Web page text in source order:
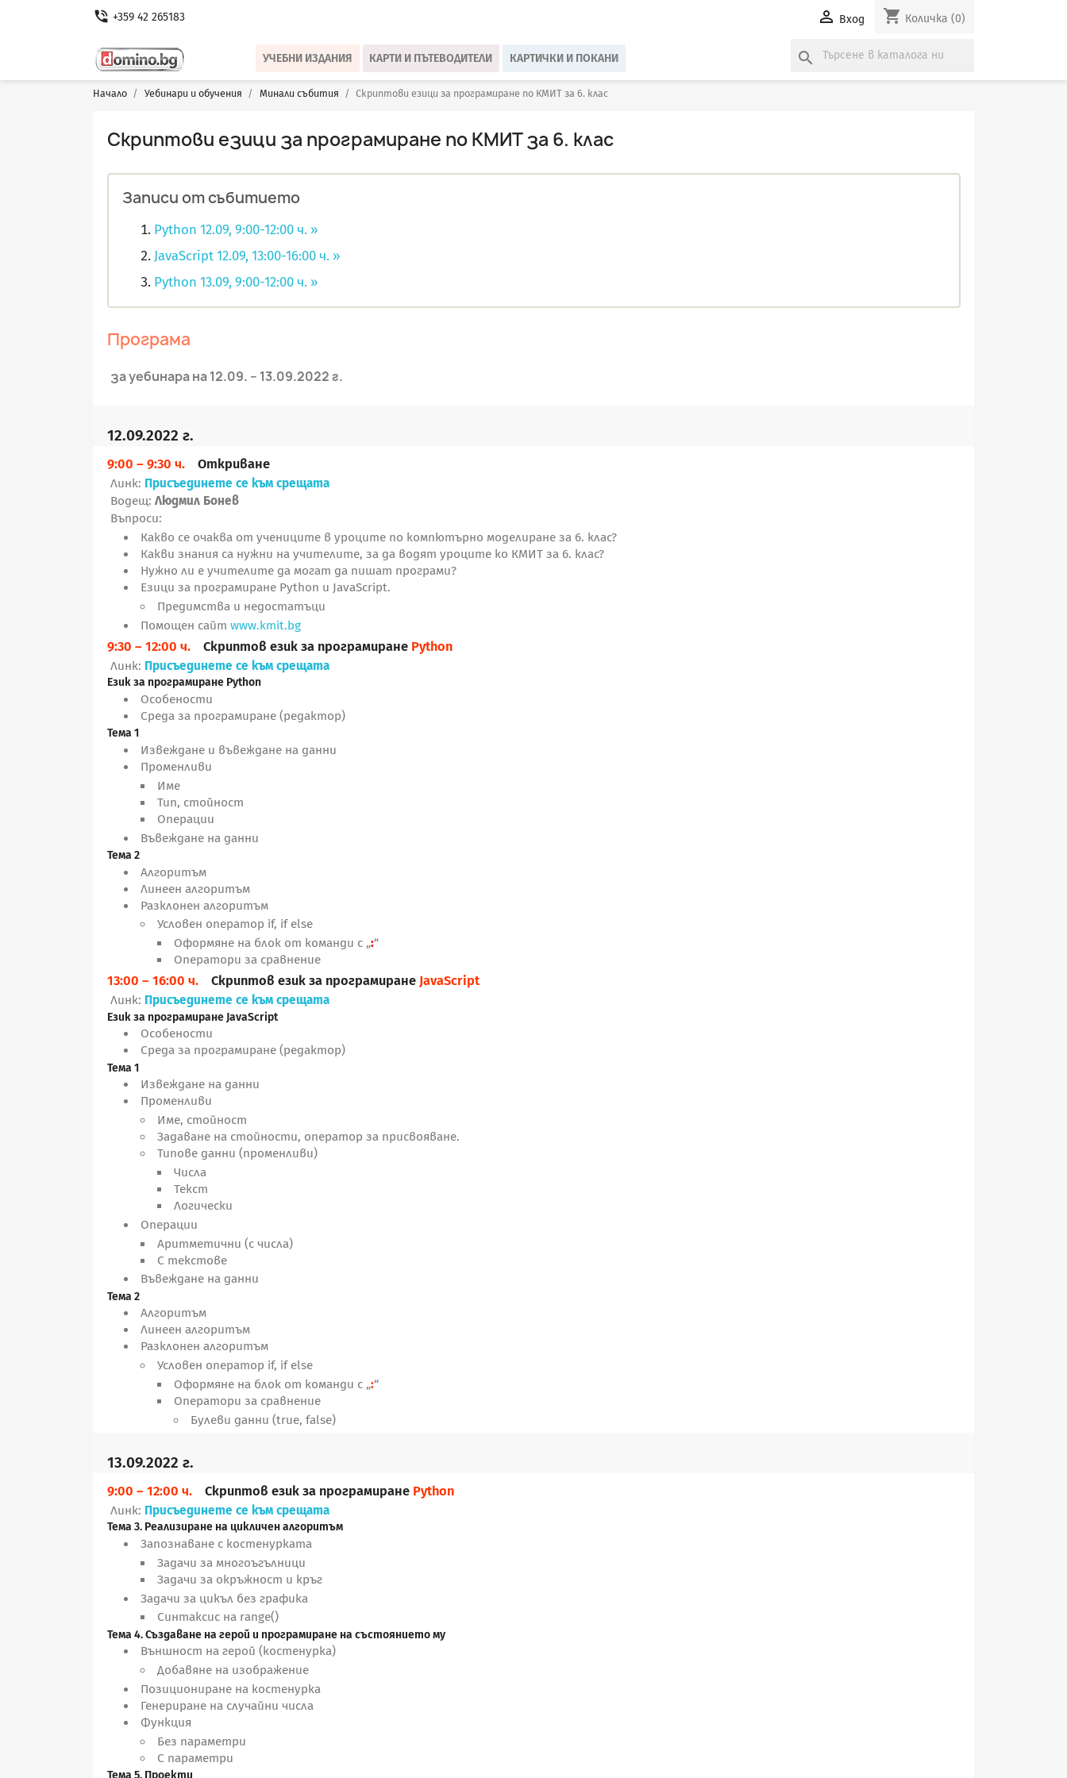
phone_in_talk +359 42 265183  Вход shopping_cart Количка (0)
УЧЕБНИ ИЗДАНИЯ КАРТИ И ПЪТЕВОДИТЕЛИ КАРТИЧКИ И ПОКАНИ search
Начало Уебинари и обучения Минали събития Скриптови езици за програмиране по КМИТ за 6. клас
Скриптови езици за програмиране по КМИТ за 6. клас
Записи от събитието
Python 12.09, 9:00-12:00 ч. »
JavaScript 12.09, 13:00-16:00 ч. »
Python 13.09, 9:00-12:00 ч. »
Програма
за уебинара на 12.09. – 13.09.2022 г.
12.09.2022 г.
9:00 – 9:30 ч.Откриване
Линк: Присъединете се към срещата
Водещ:Людмил Бонев
Въпроси:
Какво се очаква от учениците в уроците по компютърно моделиране за 6. клас?
Какви знания са нужни на учителите, за да водят уроците ко КМИТ за 6. клас?
Нужно ли е учителите да могат да пишат програми?
Езици за програмиране Python и JavaScript.
Предимства и недостатъци
Помощен сайт www.kmit.bg
9:30 – 12:00 ч.Скриптов език за програмиране Python
Линк: Присъединете се към срещата
Език за програмиране Python
Особености
Среда за програмиране (редактор)
Тема 1
Извеждане и въвеждане на данни
Променливи
Име
Тип, стойност
Операции
Въвеждане на данни
Тема 2
Алгоритъм
Линеен алгоритъм
Разклонен алгоритъм
Условен оператор if, if else
Оформяне на блок от команди с „:“
Оператори за сравнение
13:00 – 16:00 ч.Скриптов език за програмиране JavaScript
Линк: Присъединете се към срещата
Език за програмиране JavaScript
Особености
Среда за програмиране (редактор)
Тема 1
Извеждане на данни
Променливи
Име, стойност
Задаване на стойности, оператор за присвояване.
Типове данни (променливи)
Числа
Текст
Логически
Операции
Аритметични (с числа)
С текстове
Въвеждане на данни
Тема 2
Алгоритъм
Линеен алгоритъм
Разклонен алгоритъм
Условен оператор if, if else
Оформяне на блок от команди с „:“
Оператори за сравнение
Булеви данни (true, false)
13.09.2022 г.
9:00 – 12:00 ч.Скриптов език за програмиране Python
Линк: Присъединете се към срещата
Тема 3. Реализиране на цикличен алгоритъм
Запознаване с костенурката
Задачи за многоъгълници
Задачи за окръжност и кръг
Задачи за цикъл без графика
Синтаксис на range()
Тема 4. Създаване на герой и програмиране на състоянието му
Външност на герой (костенурка)
Добавяне на изображение
Позициониране на костенурка
Генериране на случайни числа
Функция
Без параметри
С параметри